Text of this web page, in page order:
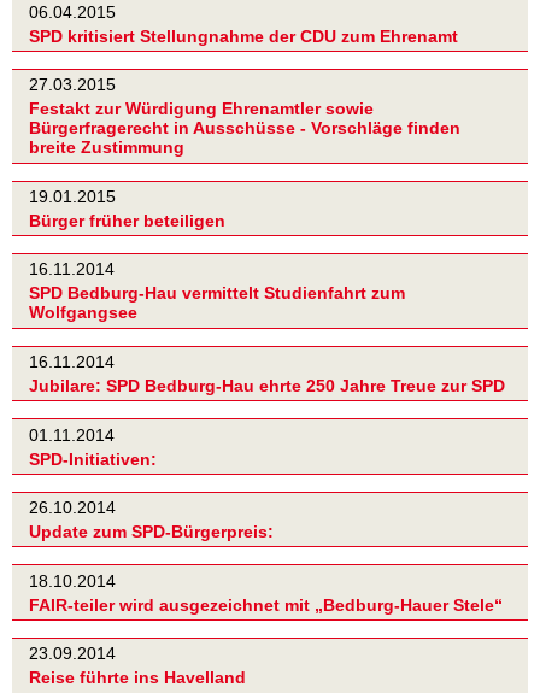
06.04.2015
SPD kritisiert Stellungnahme der CDU zum Ehrenamt
27.03.2015
Festakt zur Würdigung Ehrenamtler sowie
Bürgerfragerecht in Ausschüsse - Vorschläge finden
breite Zustimmung
19.01.2015
Bürger früher beteiligen
16.11.2014
SPD Bedburg-Hau vermittelt Studienfahrt zum
Wolfgangsee
16.11.2014
Jubilare: SPD Bedburg-Hau ehrte 250 Jahre Treue zur SPD
01.11.2014
SPD-Initiativen:
26.10.2014
Update zum SPD-Bürgerpreis:
18.10.2014
FAIR-teiler wird ausgezeichnet mit „Bedburg-Hauer Stele“
23.09.2014
Reise führte ins Havelland